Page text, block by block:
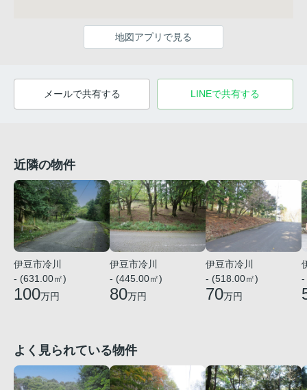
地図アプリで見る
メールで共有する LINEで共有する
近隣の物件
伊豆市冷川
- (631.00㎡)
100万円
伊豆市冷川
- (445.00㎡)
80万円
伊豆市冷川
- (518.00㎡)
70万円
-
よく見られている物件